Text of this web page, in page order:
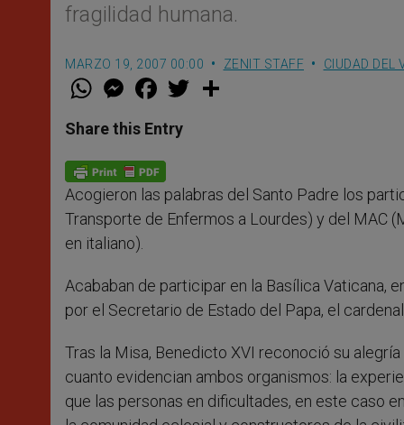
fragilidad humana.
MARZO 19, 2007 00:00 ZENIT STAFF CIUDAD DEL
W
t
s
p
p
M
e
s
e
g
e
r
F
a
e
b
o
k
w
Share this Entry
Acogieron las palabras del Santo Padre los
Transporte de Enfermos a Lourdes) y del MAC
en italiano).
Acababan de participar en la Basílica Vaticana,
por el Secretario de Estado del Papa, el
Tras la Misa, Benedicto XVI reconoció su
cuanto evidencian ambos organismos: la
que las personas en dificultades, en este caso